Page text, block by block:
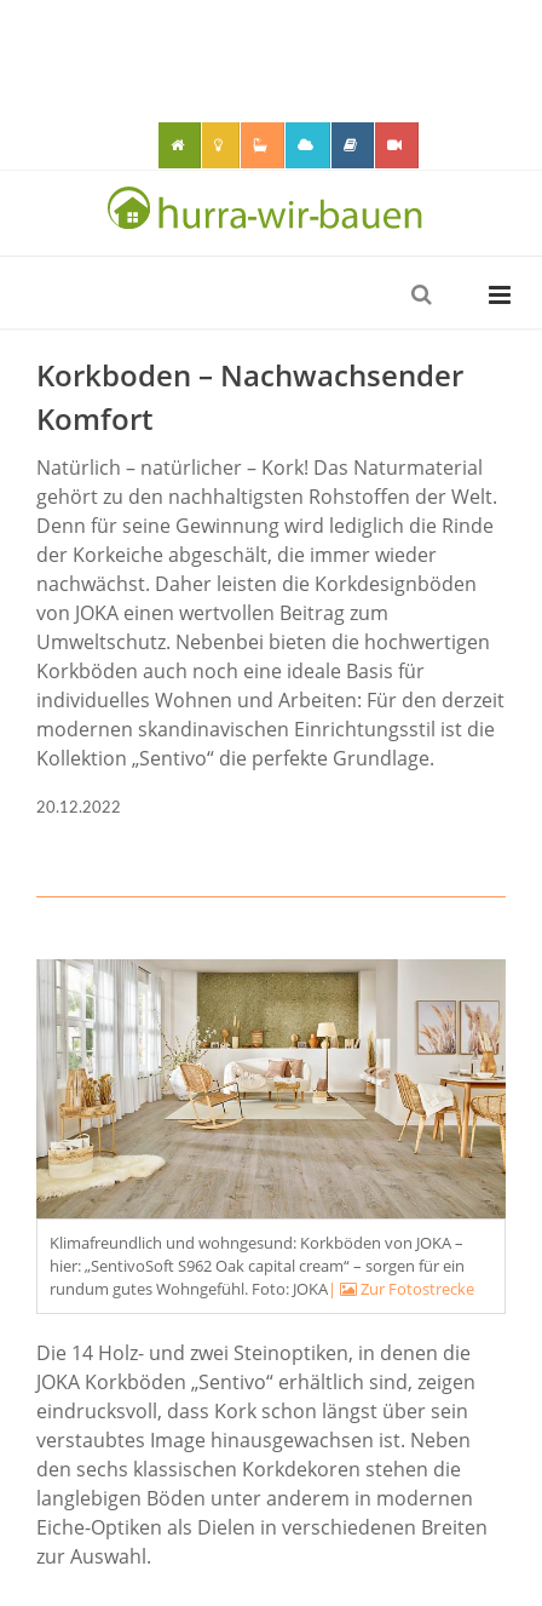
Korkboden – Nachwachsender
Komfort
Natürlich – natürlicher – Kork! Das Naturmaterial
gehört zu den nachhaltigsten Rohstoffen der Welt.
Denn für seine Gewinnung wird lediglich die Rinde
der Korkeiche abgeschält, die immer wieder
nachwächst. Daher leisten die Korkdesignböden
von JOKA einen wertvollen Beitrag zum
Umweltschutz. Nebenbei bieten die hochwertigen
Korkböden auch noch eine ideale Basis für
individuelles Wohnen und Arbeiten: Für den derzeit
modernen skandinavischen Einrichtungsstil ist die
Kollektion „Sentivo“ die perfekte Grundlage.
20.12.2022
Klimafreundlich und wohngesund: Korkböden von JOKA –
hier: „SentivoSoft S962 Oak capital cream“ – sorgen für ein
rundum gutes Wohngefühl. Foto: JOKA| Zur Fotostrecke
Die 14 Holz- und zwei Steinoptiken, in denen die
JOKA Korkböden „Sentivo“ erhältlich sind, zeigen
eindrucksvoll, dass Kork schon längst über sein
verstaubtes Image hinausgewachsen ist. Neben
den sechs klassischen Korkdekoren stehen die
langlebigen Böden unter anderem in modernen
Eiche-Optiken als Dielen in verschiedenen Breiten
zur Auswahl.